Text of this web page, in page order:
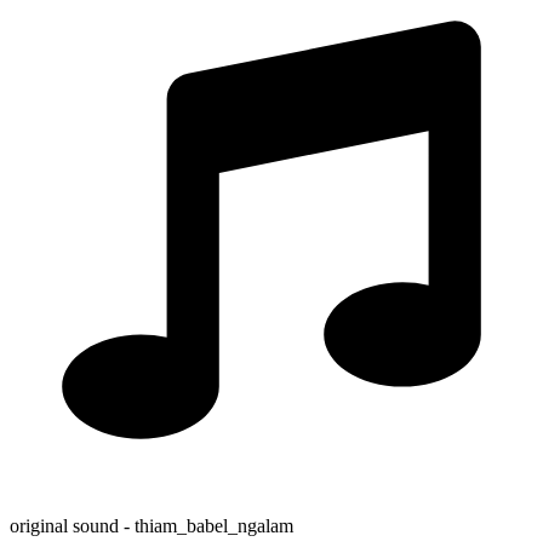
original sound - thiam_babel_ngalam